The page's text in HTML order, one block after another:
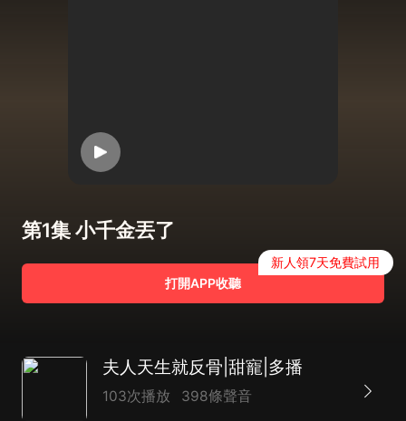
第1集 小千金丟了
打開APP收聽
新人領7天免費試用
夫人天生就反骨|甜寵|多播
103次播放 398條聲音